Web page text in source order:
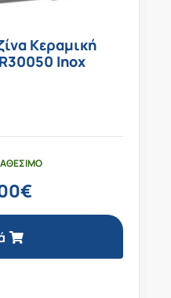
Κεραμική
Inox
€